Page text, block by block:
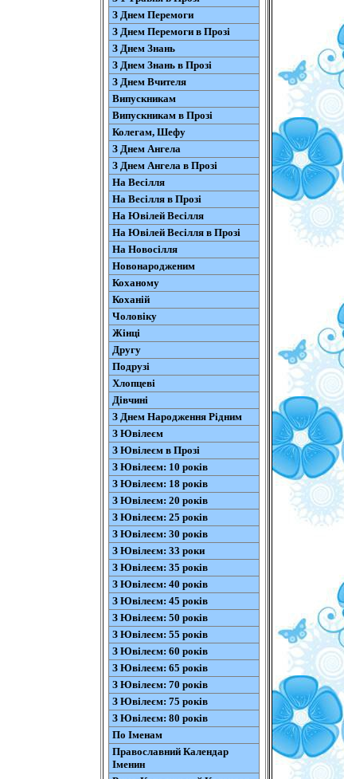
З Днем Перемоги
З Днем Перемоги в Прозі
З Днем Знань
З Днем Знань в Прозі
З Днем Вчителя
Випускникам
Випускникам в Прозі
Колегам, Шефу
З Днем Ангела
З Днем Ангела в Прозі
На Весілля
На Весілля в Прозі
На Ювілей Весілля
На Ювілей Весілля в Прозі
На Новосілля
Новонародженим
Коханому
Коханій
Чоловіку
Жінці
Другу
Подрузі
Хлопцеві
Дівчині
З Днем Народження Рідним
З Ювілеєм
З Ювілеєм в Прозі
З Ювілеєм: 10 років
З Ювілеєм: 18 років
З Ювілеєм: 20 років
З Ювілеєм: 25 років
З Ювілеєм: 30 років
З Ювілеєм: 33 роки
З Ювілеєм: 35 років
З Ювілеєм: 40 років
З Ювілеєм: 45 років
З Ювілеєм: 50 років
З Ювілеєм: 55 років
З Ювілеєм: 60 років
З Ювілеєм: 65 років
З Ювілеєм: 70 років
З Ювілеєм: 75 років
З Ювілеєм: 80 років
По Іменам
Православний Календар
Іменин